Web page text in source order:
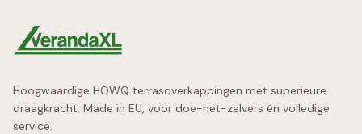
Hoogwaardige HOWQ terrasoverkappingen met superieure
draagkracht. Made in EU, voor doe-het-zelvers én volledige
service.